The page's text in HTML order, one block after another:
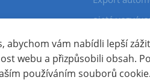
ojeté vozy/
Aecoauto Technology Co., Ltd.
abychom vám nabídli lepší
webu a přizpůsobili obsah.
používáním souborů cookie.